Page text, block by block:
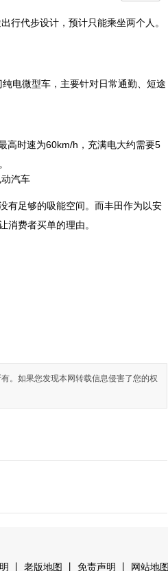
行代步设计，预计只能乘坐两个人。
电微型车，主要针对日常通勤、短途
高时速为60km/h，充满电大约需要5
有足够的吸能空间。而丰田作为以安
消费者买单的理由。
。如果您发现本网转载信息侵害了您的权
老版地图 免责声明 网站地图